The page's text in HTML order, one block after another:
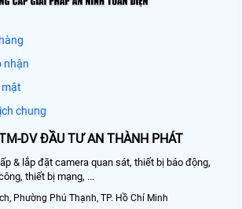
nhận
mật
chung
DV ĐẦU TƯ AN THÀNH PHÁT
& lắp đặt camera quan sát, thiết bị báo động,
thiết bị mạng, ...
Phường Phú Thạnh, TP. Hồ Chí Minh